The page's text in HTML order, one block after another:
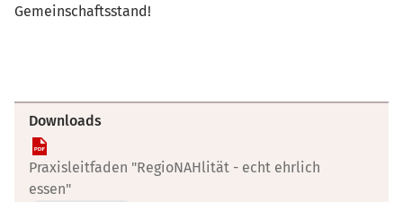
Gemeinschaftsstand!
Downloads
Praxisleitfaden "RegioNAHlität - echt ehrlich
essen"